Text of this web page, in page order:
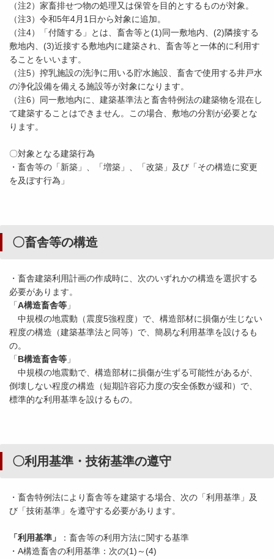
（注2）家畜排せつ物の処理又は保管を目的とするものが対象。
（注3）令和5年4月1日から対象に追加。
（注4）「付随する」とは、畜舎等と(1)同一敷地内、(2)隣接する
敷地内、(3)近接する敷地内に建築され、畜舎等と一体的に利用す
ることをいいます。
（注5）搾乳施設の洗浄に用いる貯水施設、畜舎で使用する井戸水
の浄化設備を備える施設等が対象になります。
（注6）同一敷地内に、建築基準法と畜舎特例法の建築物を混在し
て建築することはできません。この場合、敷地の分割が必要とな
ります。
〇対象となる建築行為
・畜舎等の「新築」、「増築」、「改築」及び「その構造に変更
を及ぼす行為」
〇畜舎等の構造
・畜舎建築利用計画の作成時に、次のいずれかの構造を選択する
必要があります。
「A構造畜舎等 」
中規模の地震動（震度5強程度）で、構造部材に損傷が生じない
程度の構造（建築基準法と同等）で、簡易な利用基準を設けるも
の。
「B構造畜舎等 」
中規模の地震動で、構造部材に損傷が生ずる可能性があるが、
倒壊しない程度の構造（短期許容応力度の安全係数が緩和）で、
標準的な利用基準を設けるもの。
〇利用基準・技術基準の遵守
・畜舎特例法により畜舎等を建築する場合、次の「利用基準」及
び「技術基準」を遵守する必要があります。
「利用基準」
：畜舎等の利用方法に関する基準
・A構造畜舎の利用基準：次の(1)～(4)